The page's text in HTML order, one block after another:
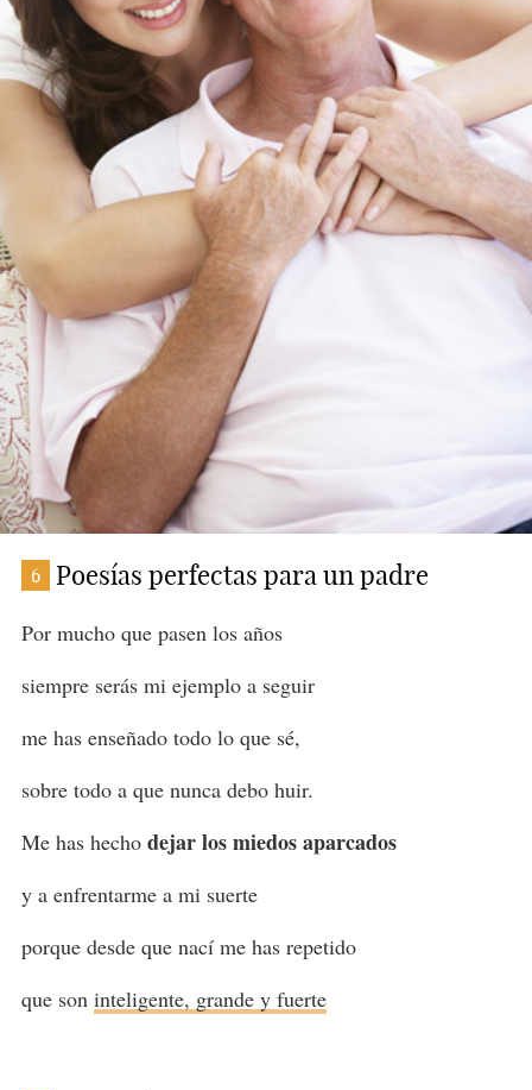
6 Poesías perfectas para un padre
Por mucho que pasen los años
siempre serás mi ejemplo a seguir
me has enseñado todo lo que sé,
sobre todo a que nunca debo huir.
Me has hecho dejar los miedos aparcados
y a enfrentarme a mi suerte
porque desde que nací me has repetido
que son inteligente, grande y fuerte